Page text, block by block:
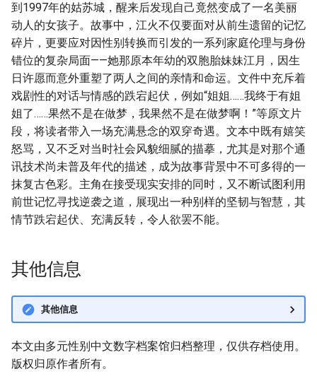
到1997年的姑苏城，醒来后发现自己竟然变成了一名美丽
动人的女孩子。故事中，江火不仅要面对从前生遗留的记忆
碎片，更要应对因性别转换而引发的一系列家庭伦理与身份
错位的复杂局面——她那原本年幼的双胞胎妹妹江月，因生
日许愿而意外重塑了两人之间的亲情和命运。文件中充斥着
戏剧性的对话与情感的跌宕起伏，例如“姐姐……我终于有姐
姐了……果然不是在做梦，我果然不是在做梦啊！”等原文片
段，将读者带入一场充满悬念的双穿奇遇。文本中既有嬉笑
怒骂，又不乏对当时社会风貌细腻的描摹，尤其是对那个通
讯技术尚未普及年代的描述，成为故事背景中不可多得的一
抹复古色彩。主角在接受现实安排的同时，又不断试图利用
前世记忆寻找逆袭之道，展现出一种别样的坚韧与智慧，其
情节跌宕起伏、充满反转，令人欲罢不能。
其他信息
其他信息
本文由多元性别中文数字档案馆归档整理，仅供存档使用。
版权归原作者所有。